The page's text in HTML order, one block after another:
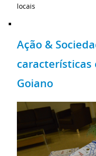
locais
Ação &
características
Goiano